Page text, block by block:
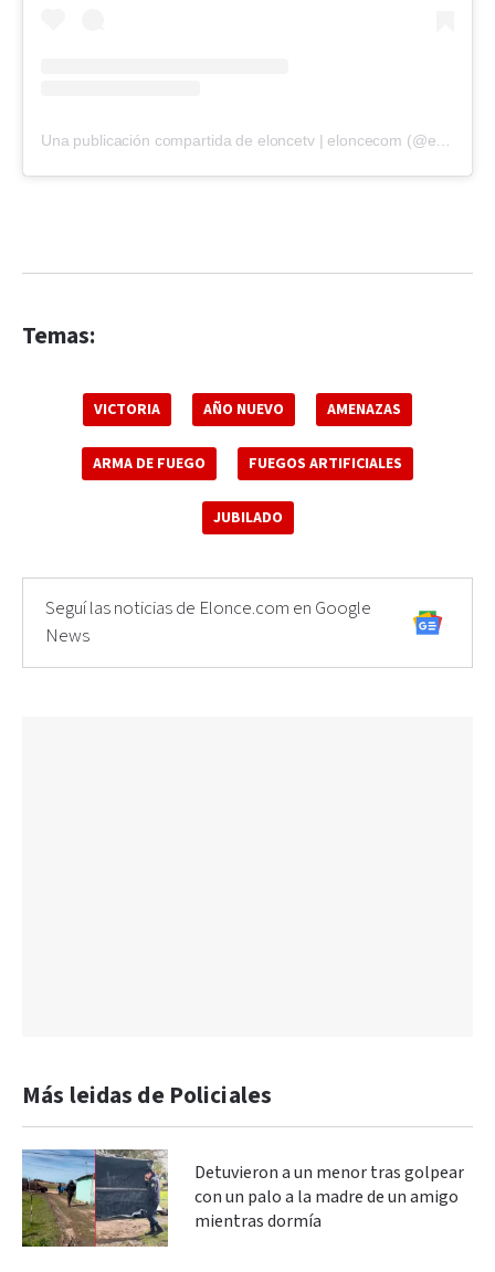
Temas:
VICTORIA AÑO NUEVO AMENAZAS
ARMA DE FUEGO FUEGOS ARTIFICIALES
JUBILADO
Seguí las noticias de Elonce.com en Google
News
Más leidas de Policiales
Detuvieron a un menor tras golpear
con un palo a la madre de un amigo
mientras dormía